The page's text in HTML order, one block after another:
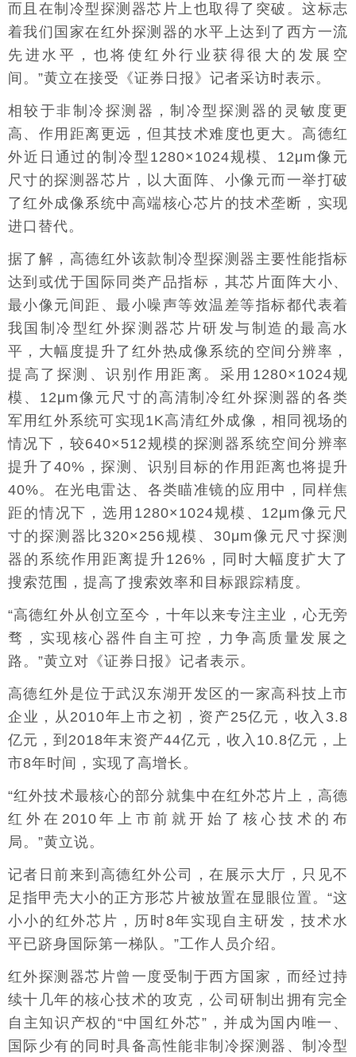
而且在制冷型探测器芯片上也取得了突破。这标志
着我们国家在红外探测器的水平上达到了西方一流
先进水平，也将使红外行业获得很大的发展空
间。”黄立在接受《证券日报》记者采访时表示。
相较于非制冷探测器，制冷型探测器的灵敏度更
高、作用距离更远，但其技术难度也更大。高德红
外近日通过的制冷型1280×1024规模、12μm像元
尺寸的探测器芯片，以大面阵、小像元而一举打破
了红外成像系统中高端核心芯片的技术垄断，实现
进口替代。
据了解，高德红外该款制冷型探测器主要性能指标
达到或优于国际同类产品指标，其芯片面阵大小、
最小像元间距、最小噪声等效温差等指标都代表着
我国制冷型红外探测器芯片研发与制造的最高水
平，大幅度提升了红外热成像系统的空间分辨率，
提高了探测、识别作用距离。采用1280×1024规
模、12μm像元尺寸的高清制冷红外探测器的各类
军用红外系统可实现1K高清红外成像，相同视场的
情况下，较640×512规模的探测器系统空间分辨率
提升了40%，探测、识别目标的作用距离也将提升
40%。在光电雷达、各类瞄准镜的应用中，同样焦
距的情况下，选用1280×1024规模、12μm像元尺
寸的探测器比320×256规模、30μm像元尺寸探测
器的系统作用距离提升126%，同时大幅度扩大了
搜索范围，提高了搜索效率和目标跟踪精度。
“高德红外从创立至今，十年以来专注主业，心无旁
骛，实现核心器件自主可控，力争高质量发展之
路。”黄立对《证券日报》记者表示。
高德红外是位于武汉东湖开发区的一家高科技上市
企业，从2010年上市之初，资产25亿元，收入3.8
亿元，到2018年末资产44亿元，收入10.8亿元，上
市8年时间，实现了高增长。
“红外技术最核心的部分就集中在红外芯片上，高德
红外在2010年上市前就开始了核心技术的布
局。”黄立说。
记者日前来到高德红外公司，在展示大厅，只见不
足指甲壳大小的正方形芯片被放置在显眼位置。“这
小小的红外芯片，历时8年实现自主研发，技术水
平已跻身国际第一梯队。”工作人员介绍。
红外探测器芯片曾一度受制于西方国家，而经过持
续十几年的核心技术的攻克，公司研制出拥有完全
自主知识产权的“中国红外芯”，并成为国内唯一、
国际少有的同时具备高性能非制冷探测器、制冷型